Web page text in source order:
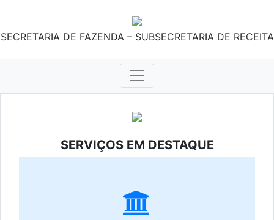
SECRETARIA DE FAZENDA – SUBSECRETARIA DE RECEITA
SERVIÇOS EM DESTAQUE